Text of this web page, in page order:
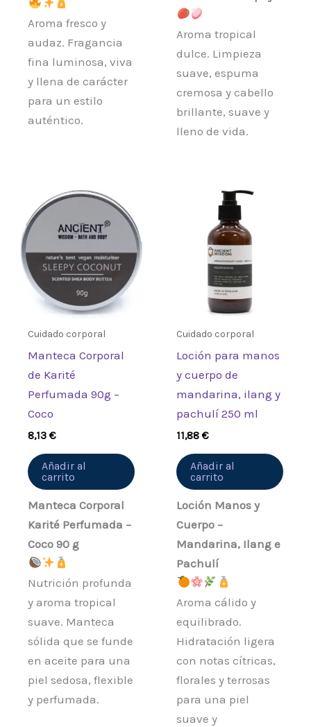
Aroma fresco y
audaz. Fragancia
fina luminosa, viva
y llena de carácter
para un estilo
auténtico.
Aroma tropical
dulce. Limpieza
suave, espuma
cremosa y cabello
brillante, suave y
lleno de vida.
Cuidado corporal
Manteca Corporal
de Karité
Perfumada 90g –
Coco
8,13€
Añadir al
carrito
Manteca Corporal
Karité Perfumada –
Coco 90 g
Nutrición profunda
y aroma tropical
suave. Manteca
sólida que se funde
en aceite para una
piel sedosa, flexible
y perfumada.
Cuidado corporal
Loción para manos
y cuerpo de
mandarina, ilang y
pachulí 250 ml
11,88€
Añadir al
carrito
Loción Manos y
Cuerpo –
Mandarina, Ilang e
Pachulí
Aroma cálido y
equilibrado.
Hidratación ligera
con notas cítricas,
florales y terrosas
para una piel
suave y